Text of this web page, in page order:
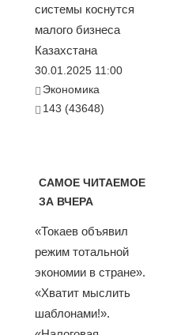
системы коснутся
малого бизнеса
Казахстана
30.01.2025 11:00
Экономика
143 (43648)
САМОЕ ЧИТАЕМОЕ
ЗА ВЧЕРА
«Токаев объявил
режим тотальной
экономии в стране».
«Хватит мыслить
шаблонами!».